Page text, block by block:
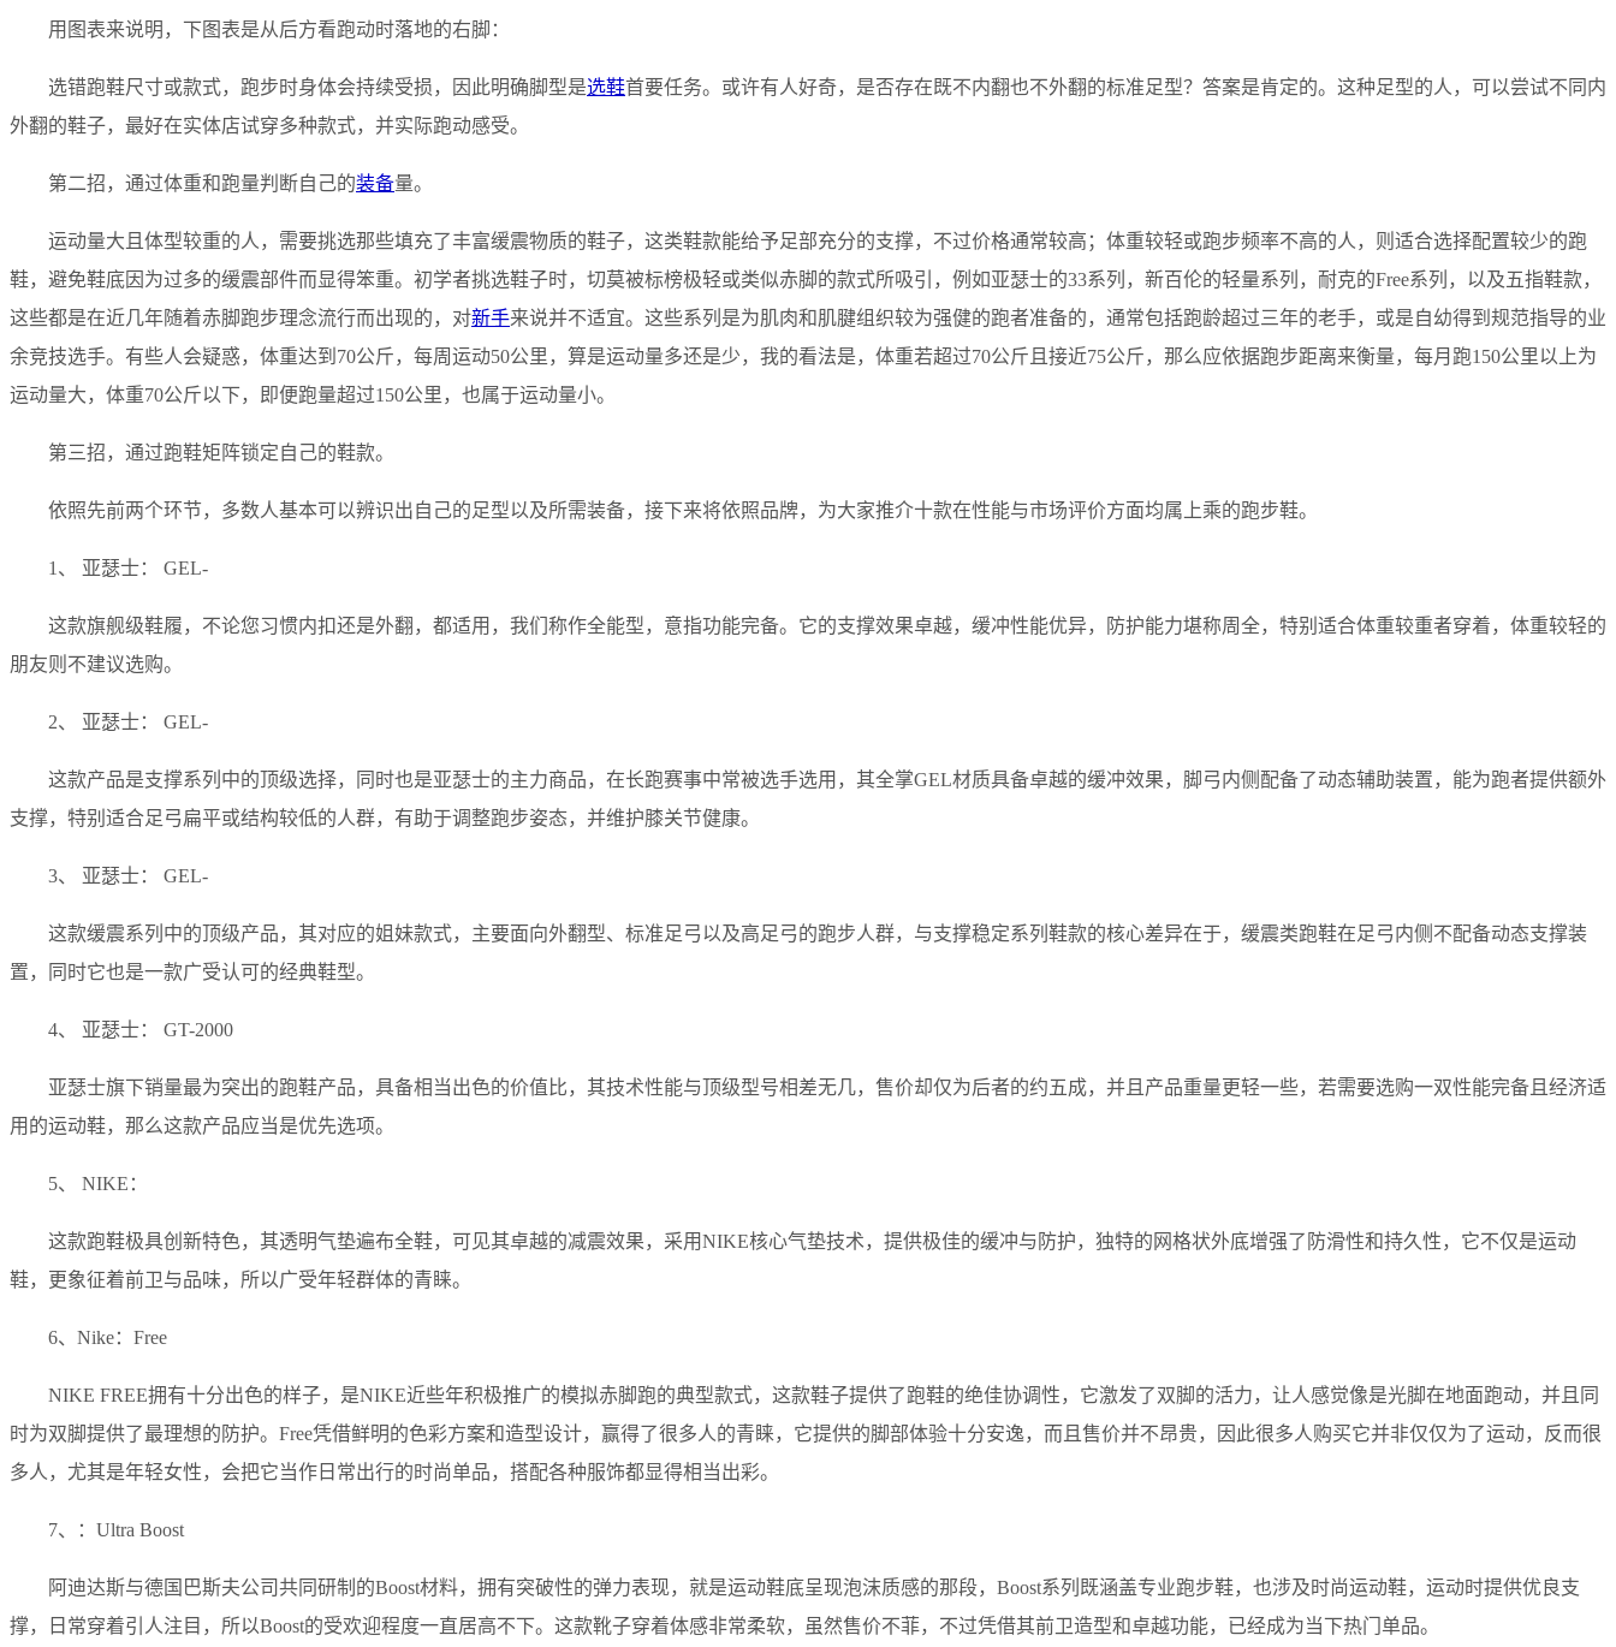
用图表来说明，下图表是从后方看跑动时落地的右脚：
选错跑鞋尺寸或款式，跑步时身体会持续受损，因此明确脚型是选鞋首要任务。或许有人好奇，是否存在既不内翻也不外翻的标准足型？答案是肯定的。这种足型的人，可以尝试不同内
外翻的鞋子，最好在实体店试穿多种款式，并实际跑动感受。
第二招，通过体重和跑量判断自己的装备量。
运动量大且体型较重的人，需要挑选那些填充了丰富缓震物质的鞋子，这类鞋款能给予足部充分的支撑，不过价格通常较高；体重较轻或跑步频率不高的人，则适合选择配置较少的跑
鞋，避免鞋底因为过多的缓震部件而显得笨重。初学者挑选鞋子时，切莫被标榜极轻或类似赤脚的款式所吸引，例如亚瑟士的33系列，新百伦的轻量系列，耐克的Free系列，以及五指鞋款，
这些都是在近几年随着赤脚跑步理念流行而出现的，对新手来说并不适宜。这些系列是为肌肉和肌腱组织较为强健的跑者准备的，通常包括跑龄超过三年的老手，或是自幼得到规范指导的业
余竞技选手。有些人会疑惑，体重达到70公斤，每周运动50公里，算是运动量多还是少，我的看法是，体重若超过70公斤且接近75公斤，那么应依据跑步距离来衡量，每月跑150公里以上为
运动量大，体重70公斤以下，即便跑量超过150公里，也属于运动量小。
第三招，通过跑鞋矩阵锁定自己的鞋款。
依照先前两个环节，多数人基本可以辨识出自己的足型以及所需装备，接下来将依照品牌，为大家推介十款在性能与市场评价方面均属上乘的跑步鞋。
1、 亚瑟士： GEL-
这款旗舰级鞋履，不论您习惯内扣还是外翻，都适用，我们称作全能型，意指功能完备。它的支撑效果卓越，缓冲性能优异，防护能力堪称周全，特别适合体重较重者穿着，体重较轻的
朋友则不建议选购。
2、 亚瑟士： GEL-
这款产品是支撑系列中的顶级选择，同时也是亚瑟士的主力商品，在长跑赛事中常被选手选用，其全掌GEL材质具备卓越的缓冲效果，脚弓内侧配备了动态辅助装置，能为跑者提供额外
支撑，特别适合足弓扁平或结构较低的人群，有助于调整跑步姿态，并维护膝关节健康。
3、 亚瑟士： GEL-
这款缓震系列中的顶级产品，其对应的姐妹款式，主要面向外翻型、标准足弓以及高足弓的跑步人群，与支撑稳定系列鞋款的核心差异在于，缓震类跑鞋在足弓内侧不配备动态支撑装
置，同时它也是一款广受认可的经典鞋型。
4、 亚瑟士： GT-2000
亚瑟士旗下销量最为突出的跑鞋产品，具备相当出色的价值比，其技术性能与顶级型号相差无几，售价却仅为后者的约五成，并且产品重量更轻一些，若需要选购一双性能完备且经济适
用的运动鞋，那么这款产品应当是优先选项。
5、 NIKE：
这款跑鞋极具创新特色，其透明气垫遍布全鞋，可见其卓越的减震效果，采用NIKE核心气垫技术，提供极佳的缓冲与防护，独特的网格状外底增强了防滑性和持久性，它不仅是运动
鞋，更象征着前卫与品味，所以广受年轻群体的青睐。
6、Nike：Free
NIKE FREE拥有十分出色的样子，是NIKE近些年积极推广的模拟赤脚跑的典型款式，这款鞋子提供了跑鞋的绝佳协调性，它激发了双脚的活力，让人感觉像是光脚在地面跑动，并且同
时为双脚提供了最理想的防护。Free凭借鲜明的色彩方案和造型设计，赢得了很多人的青睐，它提供的脚部体验十分安逸，而且售价并不昂贵，因此很多人购买它并非仅仅为了运动，反而很
多人，尤其是年轻女性，会把它当作日常出行的时尚单品，搭配各种服饰都显得相当出彩。
7、：Ultra Boost
阿迪达斯与德国巴斯夫公司共同研制的Boost材料，拥有突破性的弹力表现，就是运动鞋底呈现泡沫质感的那段，Boost系列既涵盖专业跑步鞋，也涉及时尚运动鞋，运动时提供优良支
撑，日常穿着引人注目，所以Boost的受欢迎程度一直居高不下。这款靴子穿着体感非常柔软，虽然售价不菲，不过凭借其前卫造型和卓越功能，已经成为当下热门单品。